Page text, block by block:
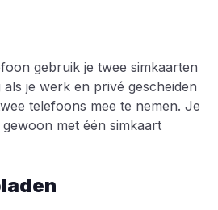
gebruik je twee simkaarten
je werk en privé gescheiden
telefoons mee te nemen. Je
met één simkaart